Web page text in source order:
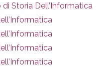
Storia Dell’Informatica